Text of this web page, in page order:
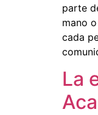
parte
mano
cada
La